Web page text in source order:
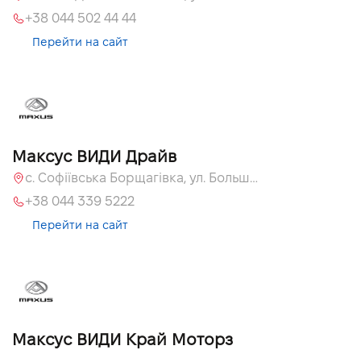
+38 044 502 44 44
Перейти на сайт
Максус ВИДИ Драйв
с. Софіївська Борщагівка, ул. Большая Кольцевая, 60а
+38 044 339 5222
Перейти на сайт
Максус ВИДИ Край Моторз